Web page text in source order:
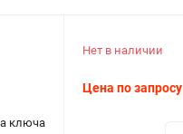
ключа
Нет в наличии
Цена по запросу